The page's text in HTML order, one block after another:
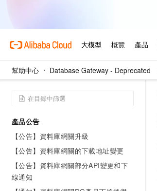
幫助中心 Database Gateway - Deprecated
產品公告
【公告】資料庫網關升級
【公告】資料庫網關的下載地址變更
【公告】資料庫網關部分API變更和下
線通知